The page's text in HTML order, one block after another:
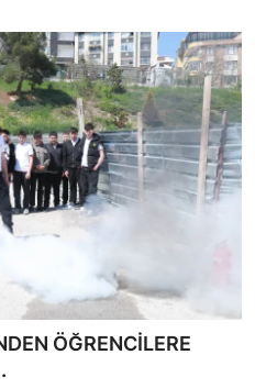
ÖĞRENCİLERE